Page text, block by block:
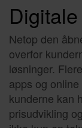
Netop den
overfor
løsninger.
apps og
kunderne kan
prisudvikling